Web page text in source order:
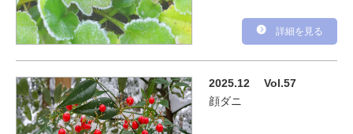
詳細を見る
2025.12 Vol.57
顔ダニ